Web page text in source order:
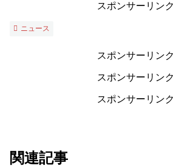
スポンサーリンク
ニュース
スポンサーリンク
スポンサーリンク
スポンサーリンク
関連記事